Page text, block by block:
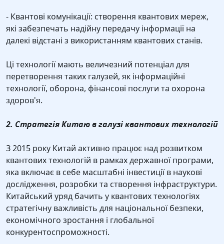
- Квантові комунікації: створення квантових мереж,
які забезпечать надійну передачу інформації на
далекі відстані з використанням квантових станів.
Ці технології мають величезний потенціал для
перетворення таких галузей, як інформаційні
технології, оборона, фінансові послуги та охорона
здоров'я.
2. Стратегія Китаю в галузі квантових технологій
З 2015 року Китай активно працює над розвитком
квантових технологій в рамках державної програми,
яка включає в себе масштабні інвестиції в наукові
дослідження, розробки та створення інфраструктури.
Китайський уряд бачить у квантових технологіях
стратегічну важливість для національної безпеки,
економічного зростання і глобальної
конкурентоспроможності.